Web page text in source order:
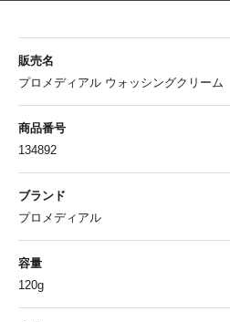
販売名
プロメディアル ウォッシングクリーム
商品番号
134892
ブランド
プロメディアル
容量
120g